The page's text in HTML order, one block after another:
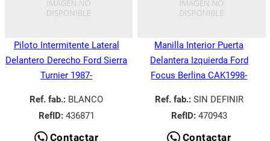
Piloto Intermitente Lateral
Delantero Derecho Ford Sierra
Turnier 1987-
Ref. fab.: BLANCO
RefID:436871
Contactar
Manilla Interior Puerta
Delantera Izquierda Ford
Focus Berlina CAK1998-
Ref. fab.:SIN DEFINIR
RefID:470943
Contactar